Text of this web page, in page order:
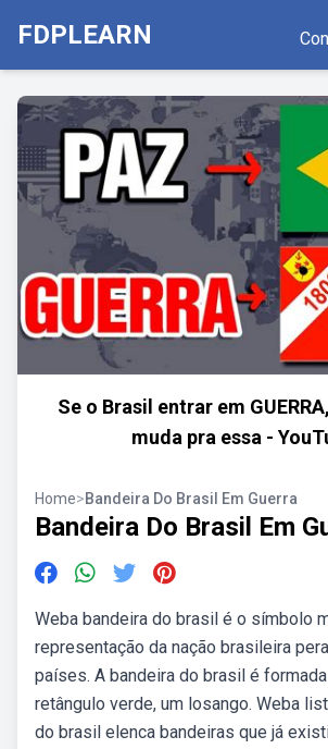
FDPLEARN
Se o Brasil entrar em
muda pra essa -
Home>Bandeira Do Brasil Em Guerra
Bandeira Do Brasil Em
Weba bandeira do brasil é o símbolo
representação da nação brasileira
países. A bandeira do brasil é
retângulo verde, um losango. Weba
do brasil elenca bandeiras que já